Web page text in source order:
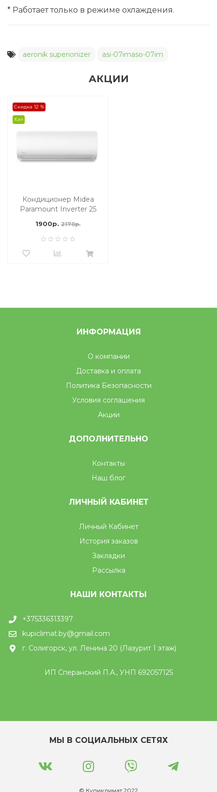
* Работает только в режиме охлаждения.
aeronik superionizer asi-07imaso-07im
АКЦИИ
Скидка 12 %
Хит
Кондиционер Midea
Paramount Inverter 25
1900р. 2170р.
ИНФОРМАЦИЯ
О компании
Доставка и оплата
Политика Безопасности
Условия соглашения
Акции
ДОПОЛНИТЕЛЬНО
Контакты
Наш блог
ЛИЧНЫЙ КАБИНЕТ
Личный Кабинет
История заказов
Закладки
Рассылка
НАШИ КОНТАКТЫ
+375336313397
kupiclimat.by@gmail.com
г. Солигорск, ул. Ленина 20 (Лазурит 1 этаж)
ИП Сперанский П.А., УНП 692057125
МЫ В СОЦИАЛЬНЫХ СЕТЯХ
© Купиклимат 2022